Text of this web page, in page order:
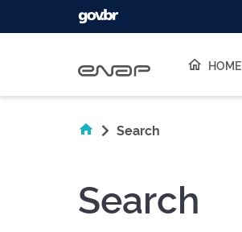
HOME
Search
Search